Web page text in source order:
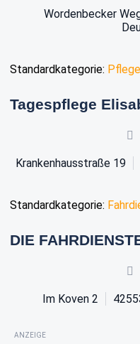
Wordenbecker
Standardkategorie:
Tagespflege
Krankenhausstraße 19
Standardkategorie:
DIE
Im Koven 2
ANZEIGE